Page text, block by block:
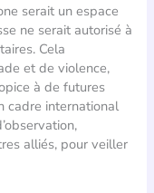
serait un espace
ne serait autorisé à
Cela
et de violence,
à de futures
cadre international
alliés, pour veiller